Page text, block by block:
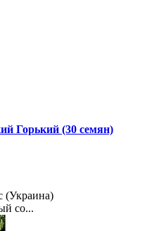
Горький (30 семян)
(Украина)
со...